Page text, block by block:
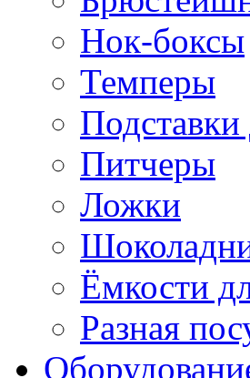
Нок-боксы
Темперы
Подставки
Питчеры
Ложки
Ёмкости
Разная